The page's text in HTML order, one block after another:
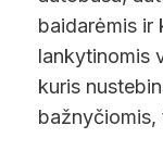
baidarėmis ir
lankytinomis
kuris
bažnyčiomis,